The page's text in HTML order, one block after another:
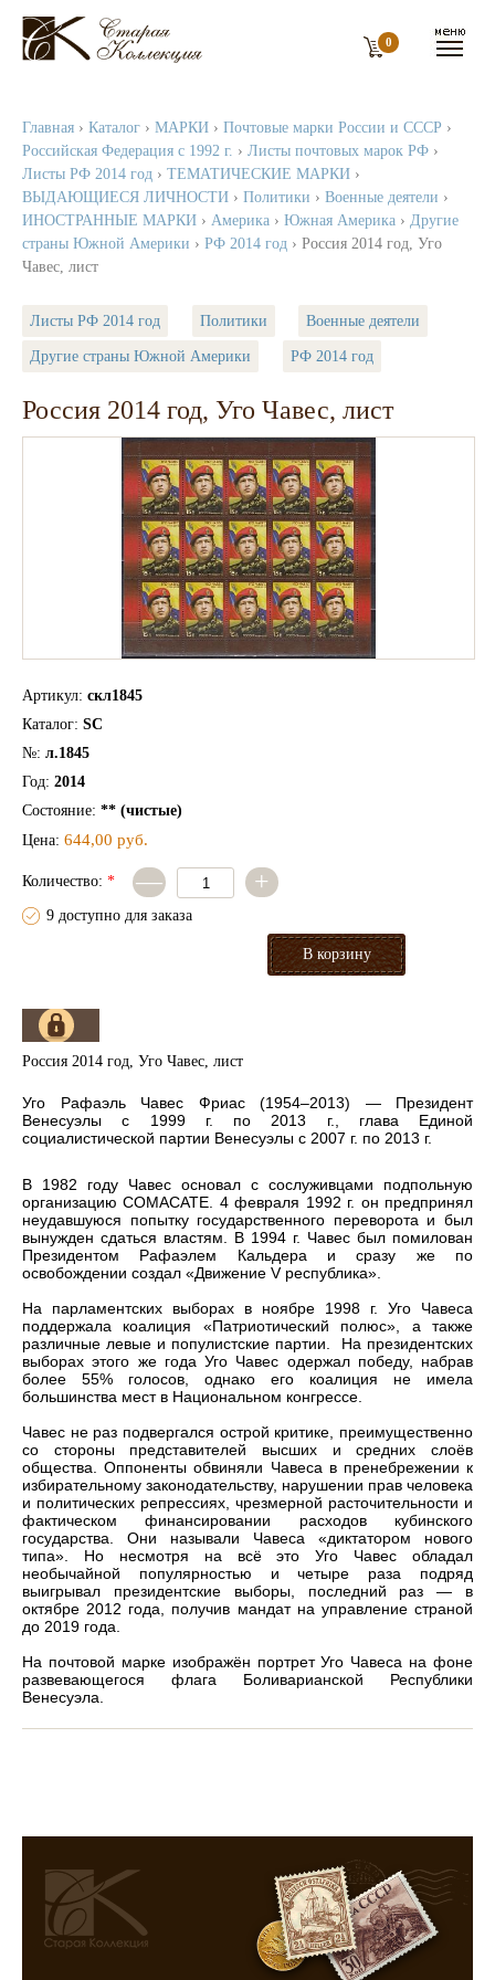
0
Главная › Каталог › МАРКИ › Почтовые марки России и СССР ›
Российская Федерация с 1992 г. › Листы почтовых марок РФ ›
Листы РФ 2014 год › ТЕМАТИЧЕСКИЕ МАРКИ ›
ВЫДАЮЩИЕСЯ ЛИЧНОСТИ › Политики › Военные деятели ›
ИНОСТРАННЫЕ МАРКИ › Америка › Южная Америка › Другие
страны Южной Америки › РФ 2014 год › Россия 2014 год, Уго
Чавес, лист
Листы РФ 2014 год Политики Военные деятели
Другие страны Южной Америки РФ 2014 год
Россия 2014 год, Уго Чавес, лист
Артикул: скл1845
Каталог: SC
№: л.1845
Год: 2014
Состояние: ** (чистые)
Цена: 644,00 руб.
Количество: * — +
9 доступно для заказа
Россия 2014 год, Уго Чавес, лист
Уго Рафаэль Чавес Фриас (1954–2013) — Президент
Венесуэлы с 1999 г. по 2013 г., глава Единой
социалистической партии Венесуэлы с 2007 г. по 2013 г.
В 1982 году Чавес основал с сослуживцами подпольную
организацию COMACATE. 4 февраля 1992 г. он предпринял
неудавшуюся попытку государственного переворота и был
вынужден сдаться властям. В 1994 г. Чавес был помилован
Президентом Рафаэлем Кальдера и сразу же по
освобождении создал «Движение V республика».
На парламентских выборах в ноябре 1998 г. Уго Чавеса
поддержала коалиция «Патриотический полюс», а также
различные левые и популистские партии. На президентских
выборах этого же года Уго Чавес одержал победу, набрав
более 55% голосов, однако его коалиция не имела
большинства мест в Национальном конгрессе.
Чавес не раз подвергался острой критике, преимущественно
со стороны представителей высших и средних слоёв
общества. Оппоненты обвиняли Чавеса в пренебрежении к
избирательному законодательству, нарушении прав человека
и политических репрессиях, чрезмерной расточительности и
фактическом финансировании расходов кубинского
государства. Они называли Чавеса «диктатором нового
типа». Но несмотря на всё это Уго Чавес обладал
необычайной популярностью и четыре раза подряд
выигрывал президентские выборы, последний раз — в
октябре 2012 года, получив мандат на управление страной
до 2019 года.
На почтовой марке изображён портрет Уго Чавеса на фоне
развевающегося флага Боливарианской Республики
Венесуэла.